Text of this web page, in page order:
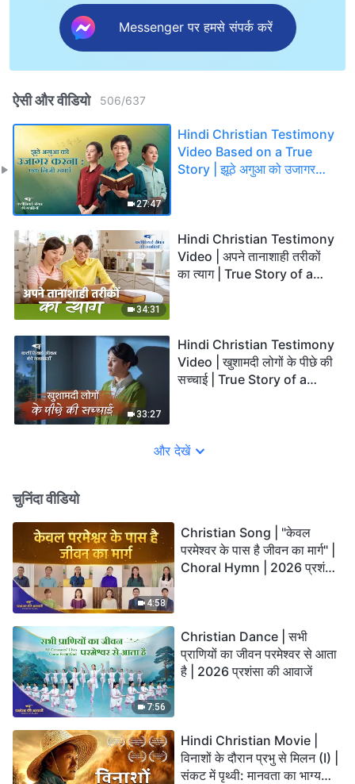
Messenger पर हमसे संपर्क करें
ऐसी और वीडियो 506/637
27:47
Hindi Christian Testimony
Video Based on a True
Story | झूठे अगुआ को उजागर
34:31
Hindi Christian Testimony
Video | अपने तानाशाही तरीकों
का त्याग | True Story of a
33:27
Hindi Christian Testimony
Video | खुशामदी लोगों के पीछे की
सच्चाई | True Story of a
और देखें
चुनिंदा वीडियो
4:58
Christian Song | "केवल
परमेश्वर के पास है जीवन का मार्ग" |
Choral Hymn | 2026 प्रशंसा
7:56
Christian Dance | सभी
प्राणियों का जीवन परमेश्वर से आता
है | 2026 प्रशंसा की आवाजें
Hindi Christian Movie |
विनाशों के दौरान प्रभु से मिलन (I) |
संकट में पृथ्वी: मानवता का भाग्य